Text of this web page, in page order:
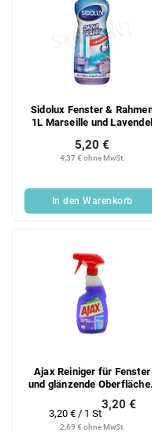
Sidolux Fenster &
1L Marseille und Lavendel
4,37 € ohne MwSt.
5,20 €
In den Warenkorb
Ajax Reiniger für Fenster
und glänzende
2,69 € ohne MwSt.
3,20 €
Verkaufspreis:
3,20 € / 1 St